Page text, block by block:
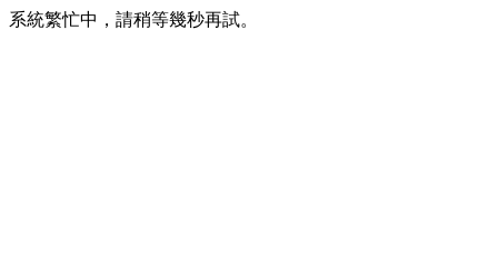
系統繁忙中，請稍等幾秒再試。